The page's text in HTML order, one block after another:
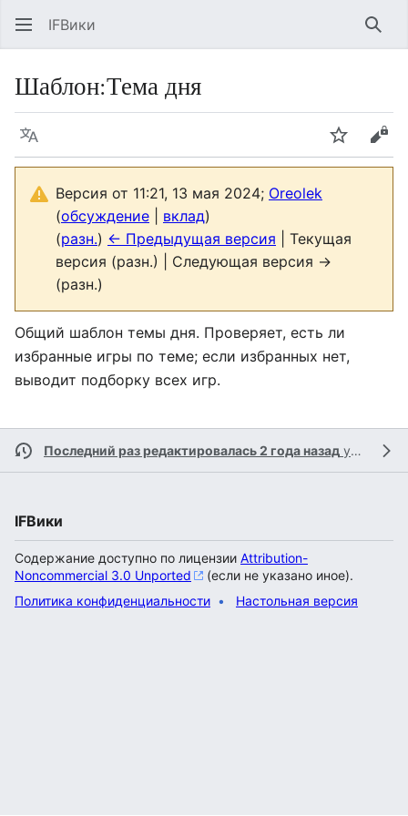
IFВики
Шаблон:Тема дня
Язык Следить
Версия от 11:21, 13 мая 2024; Oreolek
(обсуждение вклад)
(разн.) ← Предыдущая версия | Текущая
версия (разн.) | Следующая версия →
(разн.)
Общий шаблон темы дня. Проверяет, есть ли
избранные игры по теме; если избранных нет,
выводит подборку всех игр.
Последний раз редактировалась 2 года назад участником
IFВики
Содержание доступно по лицензии Attribution-
Noncommercial 3.0 Unported
(если не указано иное).
Политика конфиденциальности
Настольная версия